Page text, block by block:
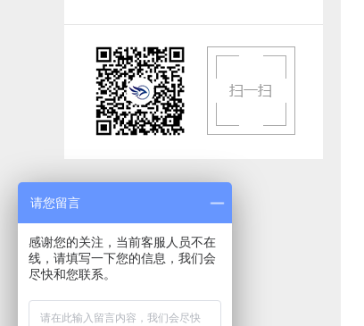
请您留言
感谢您的关注，当前客服人员不在
线，请填写一下您的信息，我们会
尽快和您联系。